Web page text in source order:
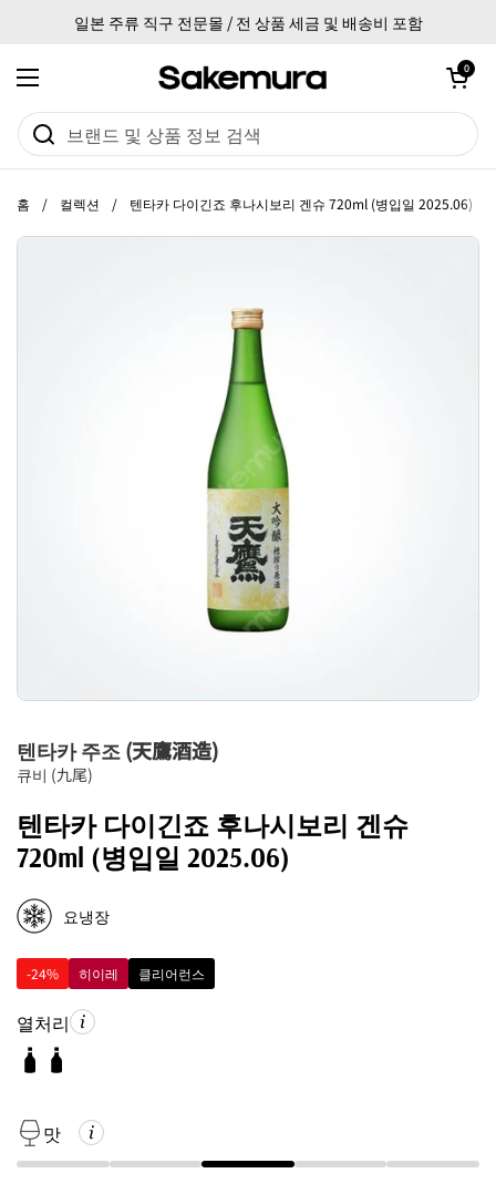
일본 주류 직구 전문몰 / 전 상품 세금 및 배송비 포함
메뉴 열기
카트 열기
0
홈 / 컬렉션 / 텐타카 다이긴죠 후나시보리 겐슈 720ml (병입일 2025.06)
텐타카 주조 (天鷹酒造)
큐비 (九尾)
텐타카 다이긴죠 후나시보리 겐슈
720ml (병입일 2025.06)
요냉장
-24% 히이레 클리어런스
열처리
맛